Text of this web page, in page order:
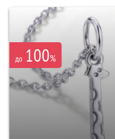
до 100%